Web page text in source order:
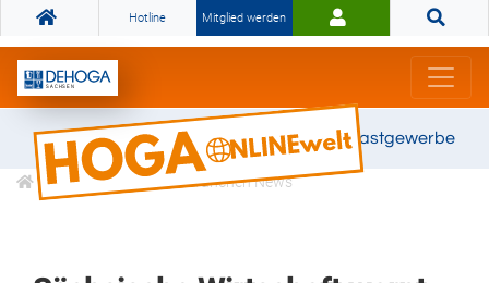
Hotline Mitglied werden
Gemeinsam stark für das Gastgewerbe
Informationen Branchen News